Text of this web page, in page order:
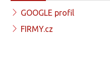
GOOGLE profil
FIRMY.cz